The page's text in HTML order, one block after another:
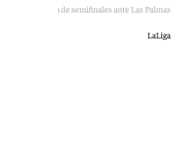
durante la ida de semifinales ante Las Palmas
LaLiga